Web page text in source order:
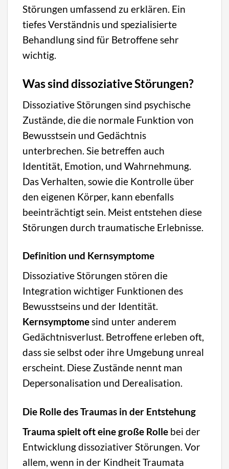
Störungen umfassend zu erklären. Ein
tiefes Verständnis und spezialisierte
Behandlung sind für Betroffene sehr
wichtig.
Was sind dissoziative Störungen?
Dissoziative Störungen sind psychische
Zustände, die die normale Funktion von
Bewusstsein und Gedächtnis
unterbrechen. Sie betreffen auch
Identität, Emotion, und Wahrnehmung.
Das Verhalten, sowie die Kontrolle über
den eigenen Körper, kann ebenfalls
beeinträchtigt sein. Meist entstehen diese
Störungen durch traumatische Erlebnisse.
Definition und Kernsymptome
Dissoziative Störungen stören die
Integration wichtiger Funktionen des
Bewusstseins und der Identität.
Kernsymptomesind unter anderem
Gedächtnisverlust. Betroffene erleben oft,
dass sie selbst oder ihre Umgebung unreal
erscheint. Diese Zustände nennt man
Depersonalisation und Derealisation.
Die Rolle des Traumas in der Entstehung
Trauma spielt oft eine große Rolle bei der
Entwicklung dissoziativer Störungen. Vor
allem, wenn in der Kindheit Traumata